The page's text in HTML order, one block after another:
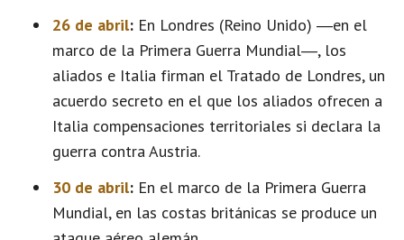
26 de abril: En Londres (Reino Unido) ―en el
marco de la Primera Guerra Mundial―, los
aliados e Italia firman el Tratado de Londres, un
acuerdo secreto en el que los aliados ofrecen a
Italia compensaciones territoriales si declara la
guerra contra Austria.
30 de abril: En el marco de la Primera Guerra
Mundial, en las costas británicas se produce un